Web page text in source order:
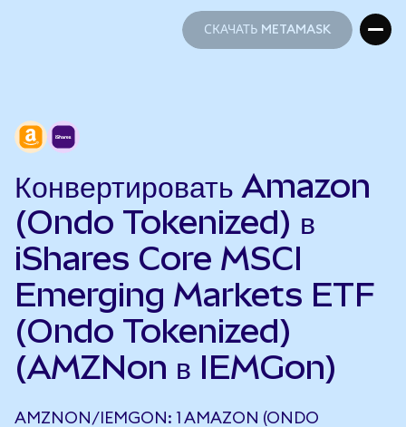
СКАЧАТЬ METAMASK
Конвертировать Amazon
(Ondo Tokenized) в
iShares Core MSCI
Emerging Markets ETF
(Ondo Tokenized)
(AMZNon в IEMGon)
AMZNON/IEMGON: 1 AMAZON (ONDO